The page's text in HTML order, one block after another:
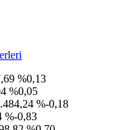
%0,13
%0,05
%-0,18
%-0,83